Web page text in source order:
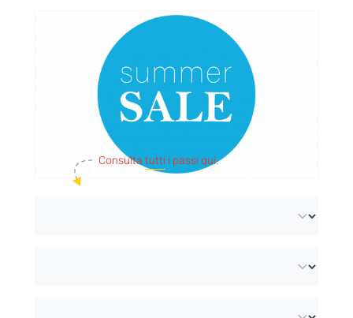
adesivi personalizzati per piastrelle sono
forniti su un foglio e sono
pretagliati
rende facilmente rimovibili dalla carta. Potete
scegliere la forma in cui gli adesivi per
piastrelle sono pretagliati durante la fase di
personalizzazione: un rettangolo, un cerchio o
Consultatuttii passi qui.